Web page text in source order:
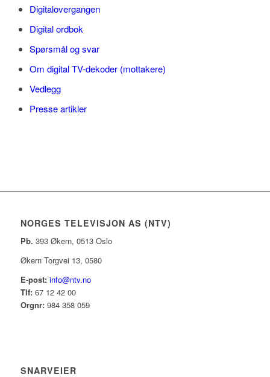
Digitalovergangen
Digital ordbok
Spørsmål og svar
Om digital TV-dekoder (mottakere)
Vedlegg
Presse artikler
NORGES TELEVISJON AS (NTV)
Pb. 393 Økern, 0513 Oslo
Økern Torgvei 13, 0580
E-post: info@ntv.no
Tlf:67 12 42 00
Orgnr:984 358 059
SNARVEIER